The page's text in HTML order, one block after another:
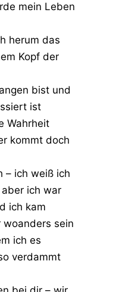
mein Leben
herum das
Kopf der
bist und
ist
Wahrheit
kommt doch
– ich weiß ich
ich war
ich kam
sein
ich es
verdammt